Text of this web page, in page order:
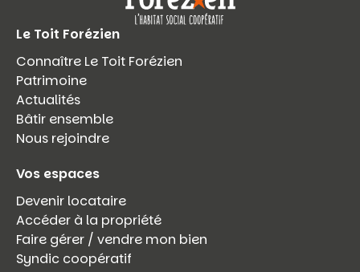
Le Toit Forézien
Connaître Le Toit Forézien
Patrimoine
Actualités
Bâtir ensemble
Nous rejoindre
Vos espaces
Devenir locataire
Accéder à la propriété
Faire gérer / vendre mon bien
Syndic coopératif